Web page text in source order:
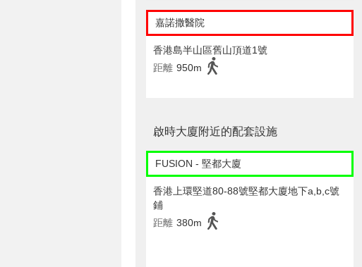
嘉諾撒醫院
香港島半山區舊山頂道1號
距離 950m
啟時大廈附近的配套設施
FUSION - 堅都大廈
香港上環堅道80-88號堅都大廈地下a,b,c號
鋪
距離 380m